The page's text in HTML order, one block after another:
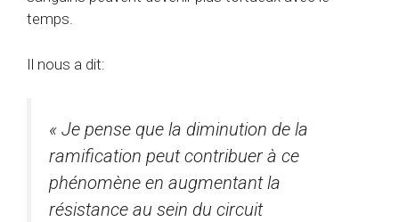
temps.
Il nous a dit:
« Je pense que la diminution de la
ramification peut contribuer à ce
phénomène en augmentant la
résistance au sein du circuit